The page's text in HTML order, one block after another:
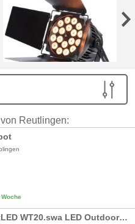
Reutlingen:
Litecraft OutLED WT20.swa LED Outdoor PAR